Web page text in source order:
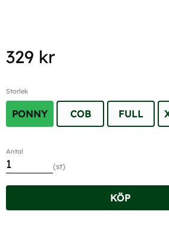
329 kr
Storlek
PONNY COB FULL
Antal
st
KÖP